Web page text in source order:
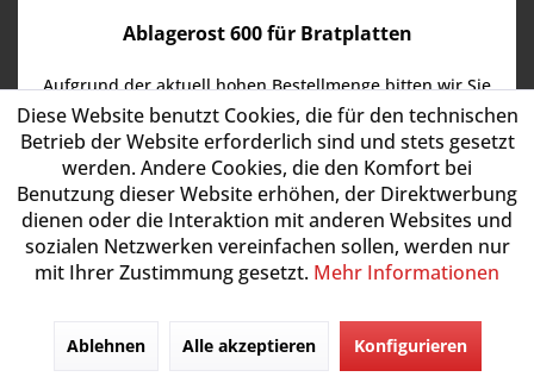
Ablagerost 600 für Bratplatten
Aufgrund der aktuell hohen Bestellmenge bitten wir Sie
die Lieferzeiten bei Bestellung separat abzuklären!
Material: Stahl verchromtAbnehmbar, passend für
Bratplatten 600 mm
Artikel-Nr.:ALR60
108,00 € *
Diese Website benutzt Cookies, die für den technischen
Betrieb der Website erforderlich sind und stets gesetzt
werden. Andere Cookies, die den Komfort bei
Benutzung dieser Website erhöhen, der Direktwerbung
dienen oder die Interaktion mit anderen Websites und
sozialen Netzwerken vereinfachen sollen, werden nur
mit Ihrer Zustimmung gesetzt. Mehr Informationen
Ablehnen Alle akzeptieren Konfigurieren